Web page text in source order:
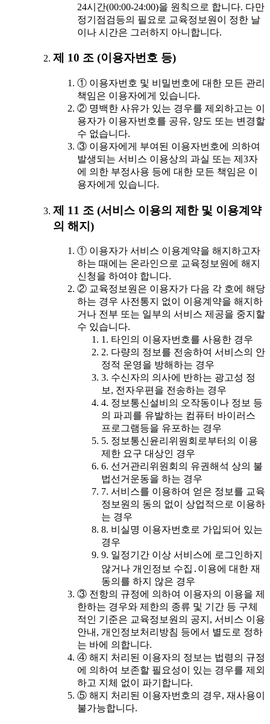
24시간(00:00-24:00)을 원칙으로 합니다. 다만
정기점검등의 필요로 교육정보원이 정한 날
이나 시간은 그러하지 아니합니다.
제 10 조 (이용자번호 등)
① 이용자번호 및 비밀번호에 대한 모든 관리
책임은 이용자에게 있습니다.
② 명백한 사유가 있는 경우를 제외하고는 이
용자가 이용자번호를 공유, 양도 또는 변경할
수 없습니다.
③ 이용자에게 부여된 이용자번호에 의하여
발생되는 서비스 이용상의 과실 또는 제3자
에 의한 부정사용 등에 대한 모든 책임은 이
용자에게 있습니다.
제 11 조 (서비스 이용의 제한 및 이용계약
의 해지)
① 이용자가 서비스 이용계약을 해지하고자
하는 때에는 온라인으로 교육정보원에 해지
신청을 하여야 합니다.
② 교육정보원은 이용자가 다음 각 호에 해당
하는 경우 사전통지 없이 이용계약을 해지하
거나 전부 또는 일부의 서비스 제공을 중지할
수 있습니다.
1. 타인의 이용자번호를 사용한 경우
2. 다량의 정보를 전송하여 서비스의 안
정적 운영을 방해하는 경우
3. 수신자의 의사에 반하는 광고성 정
보, 전자우편을 전송하는 경우
4. 정보통신설비의 오작동이나 정보 등
의 파괴를 유발하는 컴퓨터 바이러스
프로그램등을 유포하는 경우
5. 정보통신윤리위원회로부터의 이용
제한 요구 대상인 경우
6. 선거관리위원회의 유권해석 상의 불
법선거운동을 하는 경우
7. 서비스를 이용하여 얻은 정보를 교육
정보원의 동의 없이 상업적으로 이용하
는 경우
8. 비실명 이용자번호로 가입되어 있는
경우
9. 일정기간 이상 서비스에 로그인하지
않거나 개인정보 수집․이용에 대한 재
동의를 하지 않은 경우
③ 전항의 규정에 의하여 이용자의 이용을 제
한하는 경우와 제한의 종류 및 기간 등 구체
적인 기준은 교육정보원의 공지, 서비스 이용
안내, 개인정보처리방침 등에서 별도로 정하
는 바에 의합니다.
④ 해지 처리된 이용자의 정보는 법령의 규정
에 의하여 보존할 필요성이 있는 경우를 제외
하고 지체 없이 파기합니다.
⑤ 해지 처리된 이용자번호의 경우, 재사용이
불가능합니다.